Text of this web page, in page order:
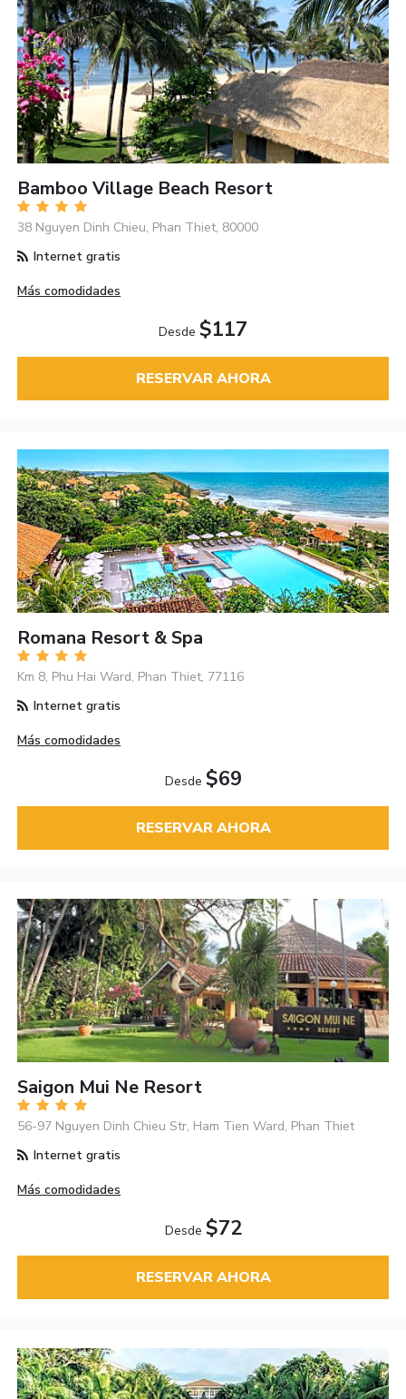
Bamboo Village Beach Resort
38 Nguyen Dinh Chieu, Phan Thiet, 80000
Internet gratis
Más comodidades
Desde $117
RESERVAR AHORA
Romana Resort & Spa
Km 8, Phu Hai Ward, Phan Thiet, 77116
Internet gratis
Más comodidades
Desde $69
RESERVAR AHORA
Saigon Mui Ne Resort
56-97 Nguyen Dinh Chieu Str, Ham Tien Ward, Phan Thiet
Internet gratis
Más comodidades
Desde $72
RESERVAR AHORA